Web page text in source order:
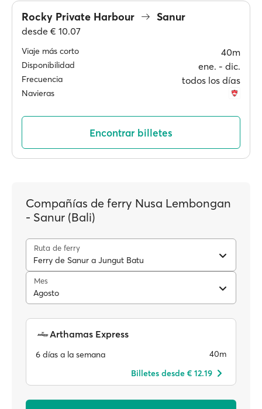
Rocky Private Harbour Sanur
desde € 10.07
Viaje más corto 40m
Disponibilidad ene. ‐ dic.
Frecuencia todos los días
Navieras
Encontrar billetes
Compañías de ferry Nusa Lembongan
- Sanur (Bali)
Ruta de ferry
Ferry de Sanur a Jungut Batu
Mes
Agosto
Arthamas Express
6 días a la semana
40m
Billetes desde € 12.19